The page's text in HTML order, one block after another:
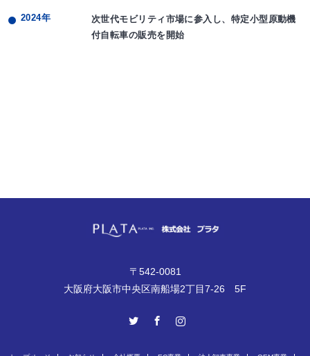
2024年
次世代モビリティ市場に参入し、特定小型原動機
付自転車の販売を開始
〒542-0081
大阪府大阪市中央区南船場2丁目7-26 5F